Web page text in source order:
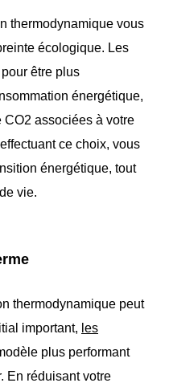
thermodynamique vous
écologique. Les
être plus
énergétique,
associées à votre
ce choix, vous
énergétique, tout
vie.
thermodynamique peut
important, les
plus performant
En réduisant votre